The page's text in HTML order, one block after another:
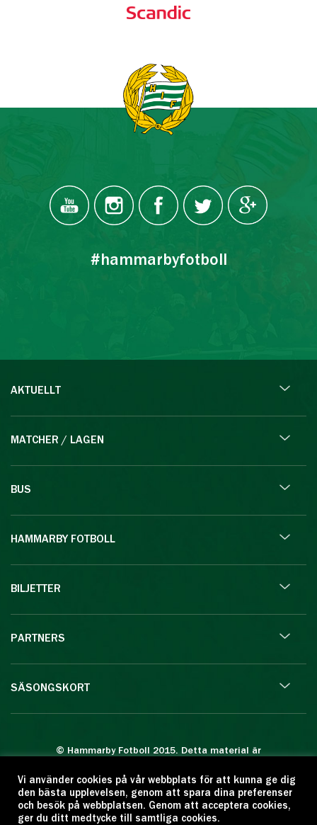
#hammarbyfotboll
AKTUELLT
MATCHER / LAGEN
BUS
HAMMARBY FOTBOLL
BILJETTER
PARTNERS
SÄSONGSKORT
© Hammarby Fotboll 2015. Detta material är
Eftertryck eller annan kopiering är förbjuden.
Citera oss gärna men ange källan:
www.hammarbyfotboll.se. Ansvarig utgivare:
Vi använder cookies på vår webbplats för att kunna ge dig
den bästa upplevelsen, genom att spara dina preferenser
och besök på webbplatsen. Genom att acceptera cookies,
ger du ditt medtycke till samtliga cookies.